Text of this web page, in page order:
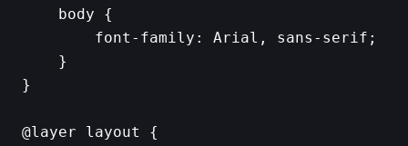
    body {
        font-family: Arial, sans-serif;
    }
}
@layer layout {